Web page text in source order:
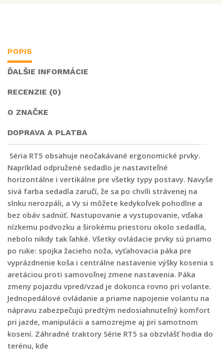
POPIS
ĎALŠIE INFORMÁCIE
RECENZIE (0)
O ZNAČKE
DOPRAVA A PLATBA
Séria RT5 obsahuje neočakávané ergonomické prvky.
Napríklad odpružené sedadlo je nastaviteľné
horizontálne i vertikálne pre všetky typy postavy. Navyše
sivá farba sedadla zaručí, že sa po chvíli strávenej na
slnku nerozpáli, a Vy si môžete kedykoľvek pohodlne a
bez obáv sadnúť. Nastupovanie a vystupovanie, vďaka
nízkemu podvozku a širokému priestoru okolo sedadla,
nebolo nikdy tak ľahké. Všetky ovládacie prvky sú priamo
po ruke: spojka žacieho noža, vyťahovacia páka pre
vyprázdnenie koša i centrálne nastavenie výšky kosenia s
aretáciou proti samovoľnej zmene nastavenia. Páka
zmeny pojazdu vpred/vzad je dokonca rovno pri volante.
Jednopedálové ovládanie a priame napojenie volantu na
nápravu zabezpečujú predtým nedosiahnuteľný komfort
pri jazde, manipulácii a samozrejme aj pri samotnom
kosení. Záhradné traktory Série RT5 sa obzvlášť hodia do
terénu, kde